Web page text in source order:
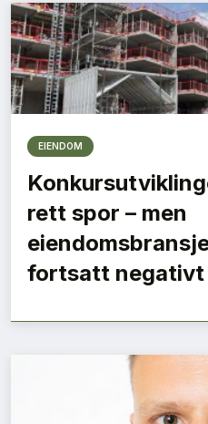
EIENDOM
rett spor – men
fortsatt